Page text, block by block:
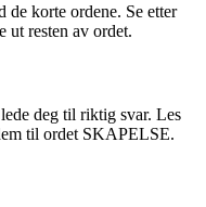
de korte ordene. Se etter
ut resten av ordet.
deg til riktig svar. Les
til ordet SKAPELSE.